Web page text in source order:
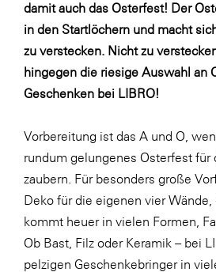
Gas Connect Austria
GBV - Verband
Bauvereinigungen
Getzner Werkstoffe
ikp
Johnson & Johnson
JELD-WEN DANA
kosaplaner
LAT Nitrogen
damit auch das Osterfest! Der
in den Startlöchern und macht
zu verstecken. Nicht zu
hingegen die riesige Auswahl an
Geschenken bei LIBRO!
Vorbereitung ist das A und O,
rundum gelungenes Osterfest für
zaubern. Für besonders große
Deko für die eigenen vier Wände,
kommt heuer in vielen Formen,
Ob Bast, Filz oder Keramik – bei
pelzigen Geschenkebringer in